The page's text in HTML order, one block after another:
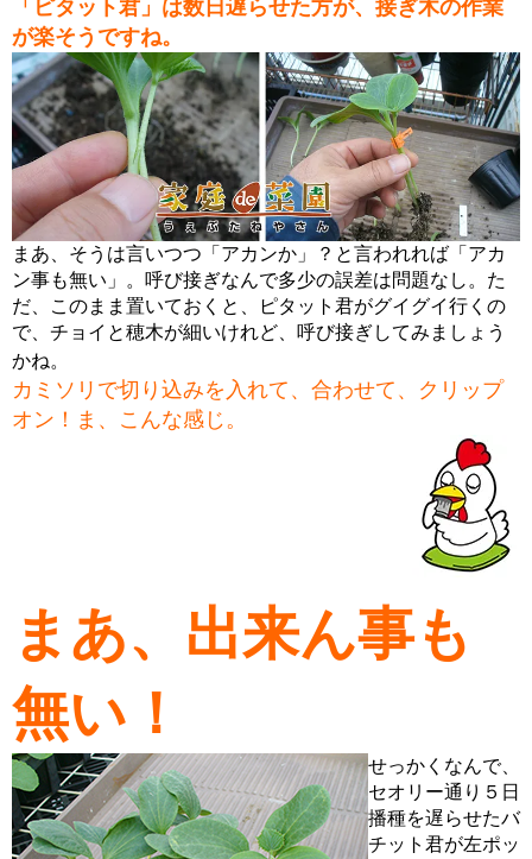
「ピタット君」は数日遅らせた方が、接ぎ木の作業
が楽そうですね。
まあ、そうは言いつつ「アカンか」？と言われれば「アカ
ン事も無い」。呼び接ぎなんで多少の誤差は問題なし。た
だ、このまま置いておくと、ピタット君がグイグイ行くの
で、チョイと穂木が細いけれど、呼び接ぎしてみましょう
かね。
カミソリで切り込みを入れて、合わせて、クリップ
オン！ま、こんな感じ。
まあ、出来ん事も
無い！
せっかくなんで、
セオリー通り５日
播種を遅らせたバ
チット君が左ポッ